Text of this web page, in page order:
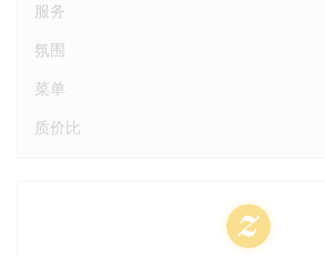
服务
氛围
菜单
质价比